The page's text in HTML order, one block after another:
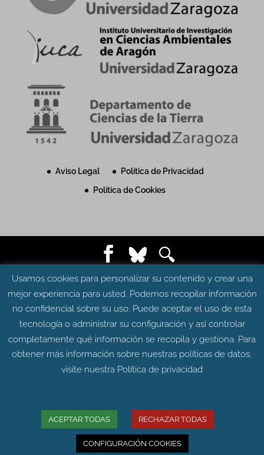
Aviso Legal
Política de Privacidad
Política de Cookies
© Grupo Aragosaurus 2023.
Universidad de Zaragoza. Facultad de Ciencias.
Edificio de Geológicas. Pedro Cerbuna 12 - 50009
ZARAGOZA
Diseño web:Intesiscon
Usamos cookies para personalizar su contenido y crear una
mejor experiencia para usted. Podemos recopilar información
no confidencial sobre su uso. Puede aceptar el uso de esta
tecnología o administrar su configuración y así controlar
completamente qué información se recopila y gestiona. Para
obtener más información sobre nuestras políticas de datos,
visite nuestra Política de privacidad
ACEPTAR TODAS RECHAZAR TODAS
CONFIGURACIÓN COOKIES